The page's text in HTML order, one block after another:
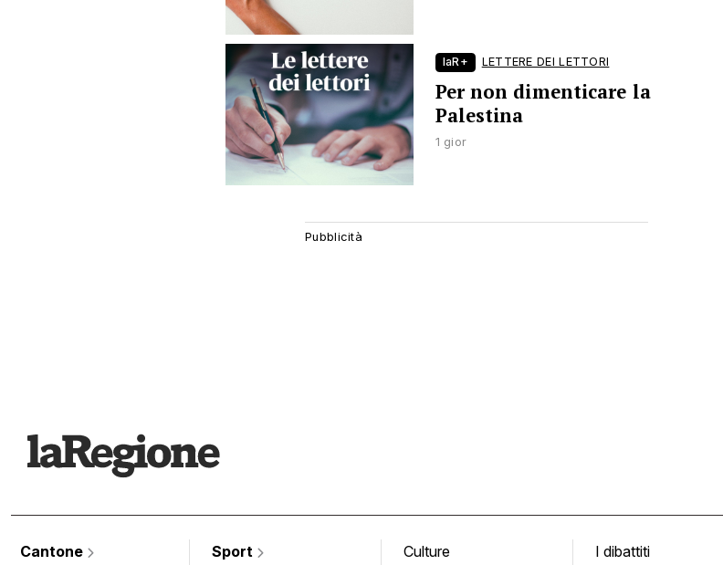
laR+ LETTERE DEI LETTORI
Per non dimenticare la
Palestina
1 gior
Cantone
Sport
Culture
I dibattiti